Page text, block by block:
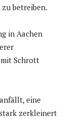
betreiben.
in Aachen
Schrott
eine
zerkleinert